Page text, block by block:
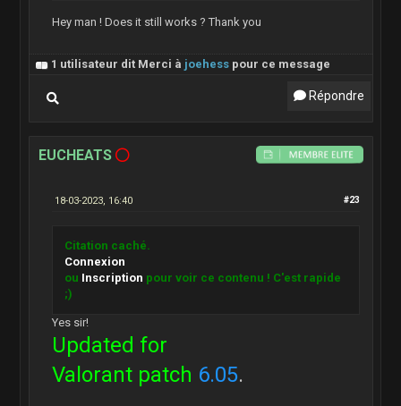
Hey man ! Does it still works ? Thank you
1 utilisateur dit Merci à joehesspour ce message
Répondre
EUCHEATS
#23
18-03-2023, 16:40
Citation caché.
Connexion
ou Inscription pour voir ce contenu ! C'est rapide
;)
Yes sir!
Updated for
Valorant patch 6.05.